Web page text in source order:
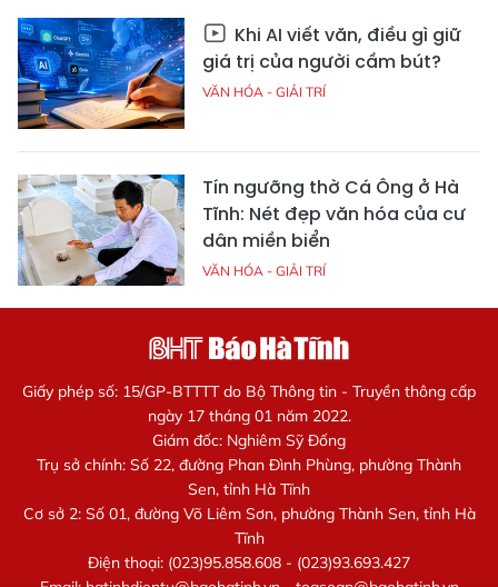
Khi AI viết văn, điều gì giữ
giá trị của người cầm bút?
VĂN HÓA - GIẢI TRÍ
Tín ngưỡng thờ Cá Ông ở Hà
Tĩnh: Nét đẹp văn hóa của cư
dân miền biển
VĂN HÓA - GIẢI TRÍ
Giấy phép số: 15/GP-BTTTT do Bộ Thông tin - Truyền thông cấp
ngày 17 tháng 01 năm 2022.
Giám đốc: Nghiêm Sỹ Đống
Trụ sở chính: Số 22, đường Phan Đình Phùng, phường Thành
Sen, tỉnh Hà Tĩnh
Cơ sở 2: Số 01, đường Võ Liêm Sơn, phường Thành Sen, tỉnh Hà
Tĩnh
Điện thoại: (023)95.858.608 - (023)93.693.427